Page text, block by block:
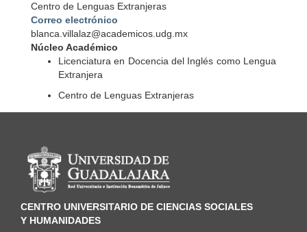
Centro de Lenguas Extranjeras
Correo electrónico
blanca.villalaz@academicos.udg.mx
Núcleo Académico
Licenciatura en Docencia del Inglés como Lengua
Extranjera
Centro de Lenguas Extranjeras
Información del portal
CENTRO UNIVERSITARIO DE CIENCIAS SOCIALES
Y HUMANIDADES